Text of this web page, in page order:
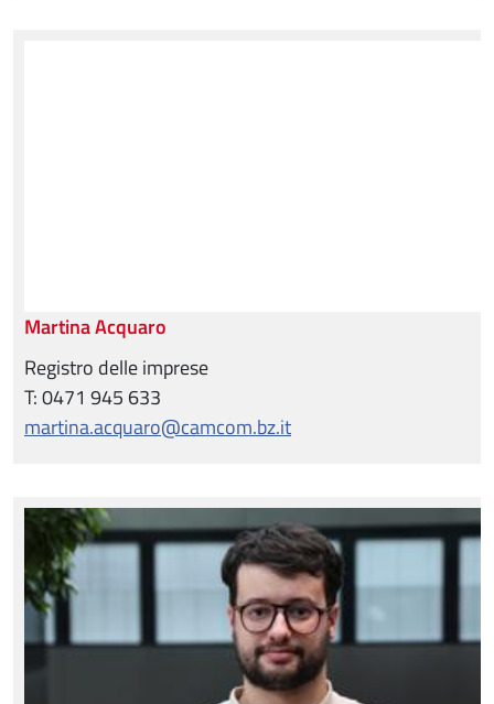
Martina Acquaro
Registro delle imprese
T: 0471 945 633
martina.acquaro@camcom.bz.it